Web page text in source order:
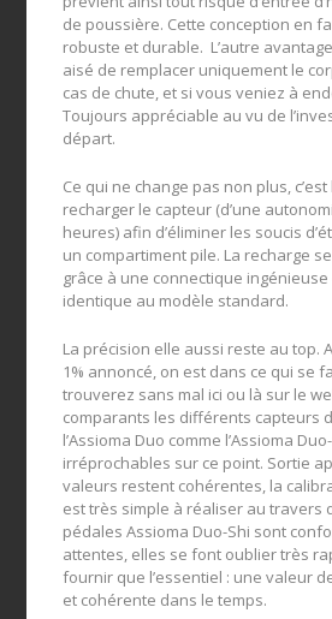
de poussière. Cette conception en
robuste et durable. L’autre
aisé de remplacer uniquement le
cas de chute, et si vous veniez à
Toujours appréciable au vu de
départ.
Ce qui ne change pas non plus,
recharger le capteur (d’une
heures) afin d’éliminer les soucis
un compartiment pile. La recharge
grâce à une connectique
identique au modèle standard.
La précision elle aussi reste au top.
1% annoncé, on est dans ce qui se
trouverez sans mal ici ou là sur le
comparants les différents capteurs
l’Assioma Duo comme l’Assioma
irréprochables sur ce point. Sortie
valeurs restent cohérentes, la
est très simple à réaliser au travers
pédales Assioma Duo-Shi sont
attentes, elles se font oublier très
fournir que l’essentiel : une valeur
et cohérente dans le temps.